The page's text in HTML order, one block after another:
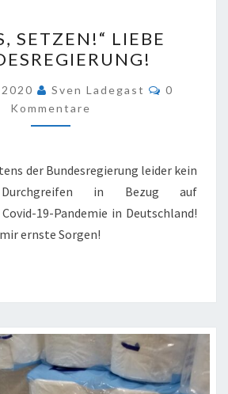
SETZEN!“
LIEBE
BUNDESREGIERUNG!
SETZEN!“ LIEBE
Sven Ladegast
0
Kommentare
der Bundesregierung leider kein
Durchgreifen in Bezug auf
19-Pandemie in Deutschland!
ernste Sorgen!